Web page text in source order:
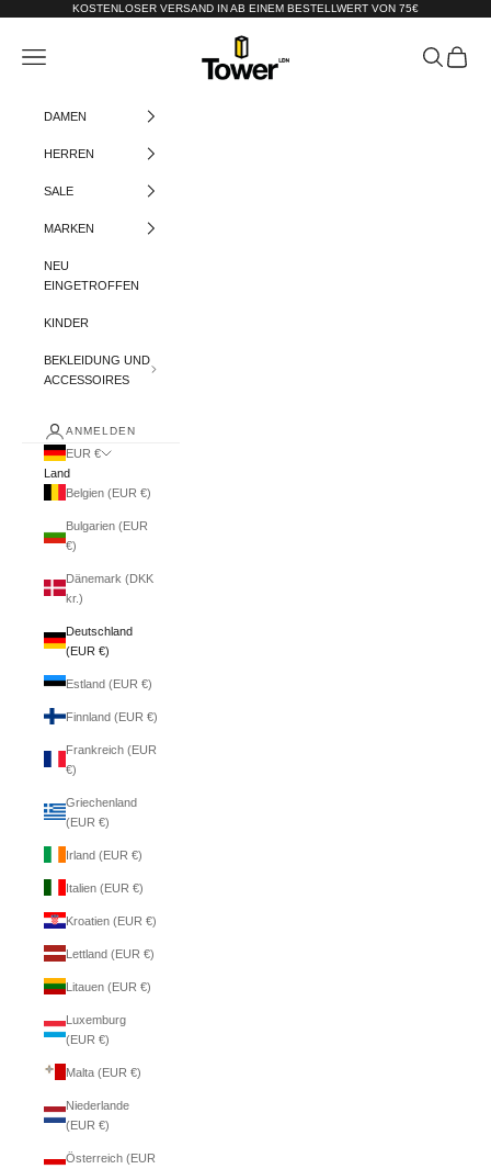
Zum Inhalt springenKOSTENLOSER VERSAND IN AB EINEM BESTELLWERT VON 75€
Tower-London.De
Menü Suchen
DAMEN
HERREN
SALE
MARKEN
NEU
EINGETROFFEN
KINDER
BEKLEIDUNG UND
ACCESSOIRES
ANMELDEN
EUR €
Land
Belgien (EUR €)
Bulgarien (EUR
€)
Dänemark (DKK
kr.)
Deutschland
(EUR €)
Estland (EUR €)
Finnland (EUR €)
Frankreich (EUR
€)
Griechenland
(EUR €)
Irland (EUR €)
Italien (EUR €)
Kroatien (EUR €)
Lettland (EUR €)
Litauen (EUR €)
Luxemburg
(EUR €)
Malta (EUR €)
Niederlande
(EUR €)
Österreich (EUR